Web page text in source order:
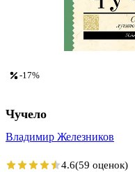
-17%
Чучело
Владимир Железников
4.6(59 оценок)